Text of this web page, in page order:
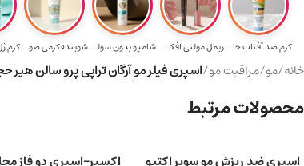
کرم ضد آفتاب حا... ریمل مولتی افکت... شامپو بدون سولف... شوینده کرمی صور...کرم ژل ۲۴
خانه/مو/مراقبت مو/اسپری فیلر مو آرگان تراپی پرو سالن هیر حجم 150 میلی
محصولات مرتبط
اسپری ضد ریزش مو سوپر اکتیو اکسیر-اسپری دو فاز